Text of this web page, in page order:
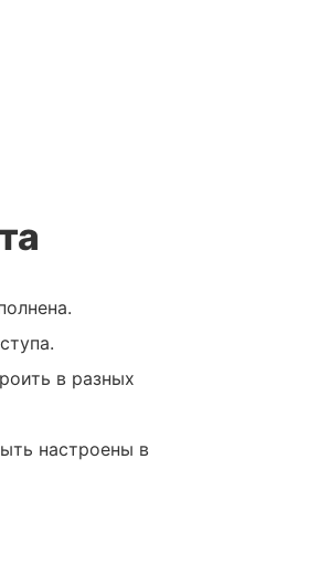
в разных
настроены в